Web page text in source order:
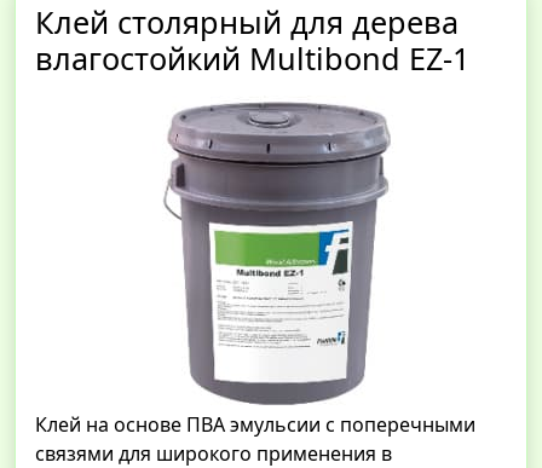
Клей столярный для дерева
влагостойкий Multibond EZ-1
Клей на основе ПВА эмульсии с поперечными
связями для широкого применения в